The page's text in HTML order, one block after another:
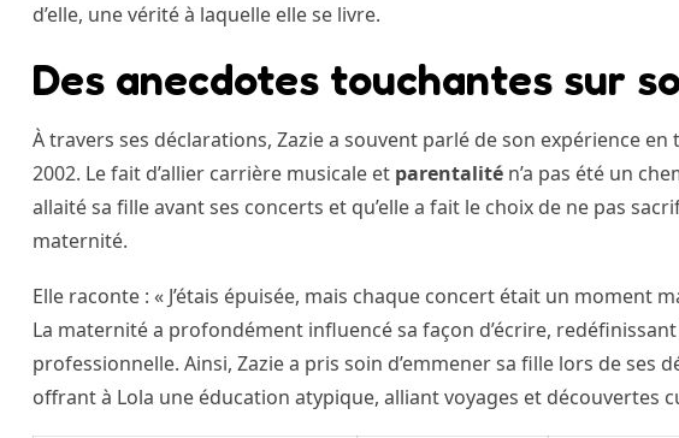
d’elle, une vérité à laquelle elle se livre.
Des anecdotes touchantes sur
À travers ses déclarations, Zazie a souvent parlé de son expérience
2002. Le fait d’allier carrière musicale et parentalité n’a pas été un
allaité sa fille avant ses concerts et qu’elle a fait le choix de ne pas
maternité.
Elle raconte : « J’étais épuisée, mais chaque concert était un moment
La maternité a profondément influencé sa façon d’écrire,
professionnelle. Ainsi, Zazie a pris soin d’emmener sa fille lors de ses
offrant à Lola une éducation atypique, alliant voyages et découvertes